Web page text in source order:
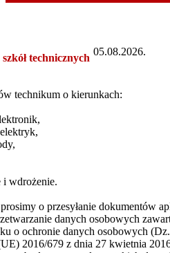
technicznych
05.08.2026.
technikum o kierunkach:
i wdrożenie.
o przesyłanie dokumentów
danych osobowych
o ochronie danych osobowych
2016/679 z dnia 27 kwietnia